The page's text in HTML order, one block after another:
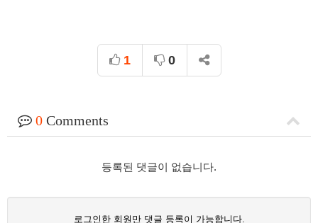
1 0
0 Comments
등록된 댓글이 없습니다.
로그인한 회원만 댓글 등록이 가능합니다.